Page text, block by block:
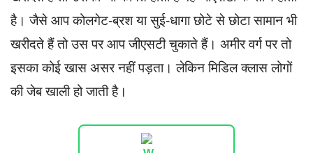
है। जैसे आप कोलगेट-ब्रश या सुई-धागा छोटे से छोटा सामान भी
खरीदते हैं तो उस पर आप जीएसटी चुकाते हैं। अमीर वर्ग पर तो
इसका कोई खास असर नहीं पड़ता। लेकिन मिडिल क्लास लोगों
की जेब खाली हो जाती है।